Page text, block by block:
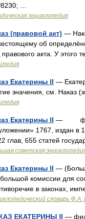
…
энциклопедия
(правовой акт) —
об
правового акта. У этого
Екатерины II —
значения, см. Наказ
Екатерины II —
1767, издан в
глав, 655 статей
советская
Екатерины II —
комиссии для
в законах,
словарь
ЕКАТЕРИНЫ II —